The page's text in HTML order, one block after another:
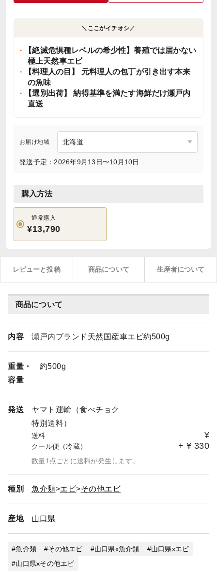
＼ここがイチオシ／
【絶滅危惧種レベルの希少性】養殖では届かない
極上天然車エビ
【料理人の目】 元料理人の包丁が引き出す本来
の魚味
【選別出荷】 納得基準を満たす海鮮だけ瀬戸内
直送
お届け地域
発送予定：2026年9月13日〜10月10日
購入方法
通常購入
¥13,790
レビューと投稿 商品について 生産者について
商品について
内容 瀬戸内ブランド天然国産車エビ約500g
重量・
容量
約500g
発送
ヤマト運輸（食べチョク
特別送料）
送料 ¥
クール便（冷蔵） + ¥ 330
数量1点ごとに送料が発生します。
種別 魚介類 エビ その他エビ
産地 山口県
魚介類 その他エビ 山口県x魚介類
山口県xエビ
山口県xその他エビ